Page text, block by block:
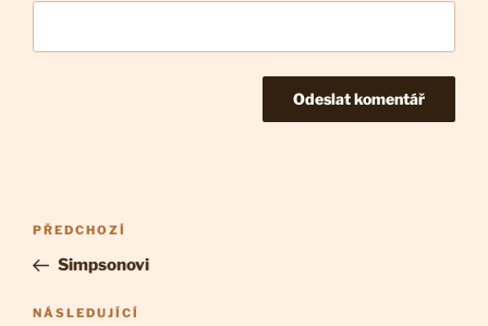
Navigace
pro
příspěvek
Předchozí
příspěvek
PŘEDCHOZÍ
Simpsonovi
Následující
NÁSLEDUJÍCÍ